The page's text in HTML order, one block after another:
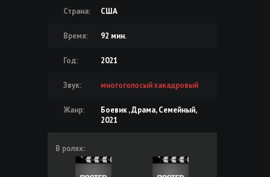
Страна: США
Время: 92 мин.
Год: 2021
Звук: многоголосый закадровый
Жанр:
Боевик , Драма, Семейный,
2021
В ролях: